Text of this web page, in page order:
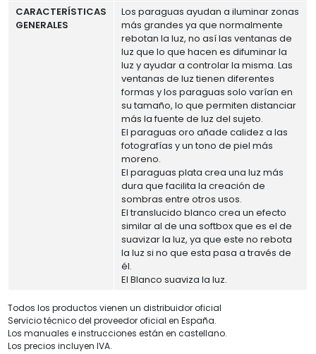
CARACTERÍSTICAS
GENERALES
Los paraguas ayudan a iluminar zonas
más grandes ya que normalmente
rebotan la luz, no así las ventanas de
luz que lo que hacen es difuminar la
luz y ayudar a controlar la misma. Las
ventanas de luz tienen diferentes
formas y los paraguas solo varían en
su tamaño, lo que permiten distanciar
más la fuente de luz del sujeto.
El paraguas oro añade calidez a las
fotografías y un tono de piel más
moreno.
El paraguas plata crea una luz más
dura que facilita la creación de
sombras entre otros usos.
El translucido blanco crea un efecto
similar al de una softbox que es el de
suavizar la luz, ya que este no rebota
la luz si no que esta pasa a través de
él.
El Blanco suaviza la luz.
Todos los productos vienen un distribuidor oficial
Servicio técnico del proveedor oficial en España.
Los manuales e instrucciones están en castellano.
Los precios incluyen IVA.